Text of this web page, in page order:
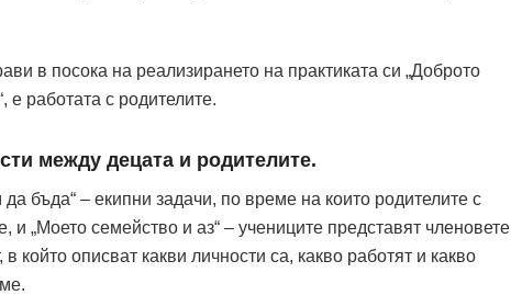
в посока на реализирането на практиката си „Доброто
е работата с родителите.
между децата и родителите.
бъда“ – екипни задачи, по време на които родителите с
и „Моето семейство и аз“ – учениците представят членовете
който описват какви личности са, какво работят и какво